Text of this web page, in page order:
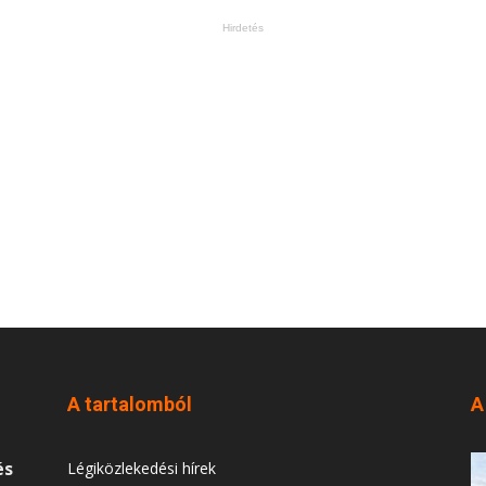
Hirdetés
A tartalomból
Légiközlekedési hírek